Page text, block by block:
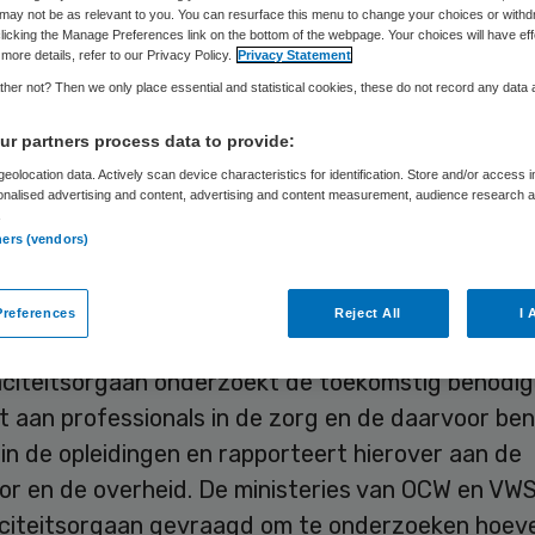
meer tandartsen worden opgeleid. Het
adviseert minister Bruins (Medische
tandheelkunde te financieren in
240. Dat is een uitbreiding van bijna dertig
onderzoekt de toekomstig
aan professionals in de zorg en de daarvoor
de opleidingen en rapporteert hierover aan de
en de overheid. De ministeries van OCW en
gevraagd om te onderzoeken
not be as relevant to you. You can resurface this menu to change your choices or
the Manage Preferences link on the bottom of the webpage. Your choices will have
details, refer to our Privacy Policy. Privacy Statement
not? Then we only place essential and statistical cookies, these do not record any data
partners process data to provide:
data. Actively scan device characteristics for identification. Store and/or access
advertising and content, advertising and content measurement, audience research
(vendors)
Reject All I